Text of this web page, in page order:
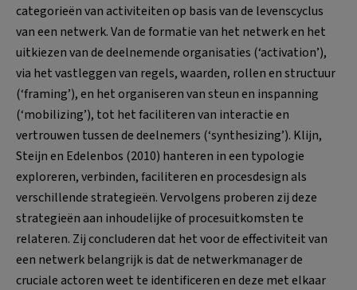
categorieën van activiteiten op basis van de levenscyclus
van een netwerk. Van de formatie van het netwerk en het
uitkiezen van de deelnemende organisaties (‘activation’),
via het vastleggen van regels, waarden, rollen en structuur
(‘framing’), en het organiseren van steun en inspanning
(‘mobilizing’), tot het faciliteren van interactie en
vertrouwen tussen de deelnemers (‘synthesizing’). Klijn,
Steijn en Edelenbos (2010) hanteren in een typologie
exploreren, verbinden, faciliteren en procesdesign als
verschillende strategieën. Vervolgens proberen zij deze
strategieën aan inhoudelijke of procesuitkomsten te
relateren. Zij concluderen dat het voor de effectiviteit van
een netwerk belangrijk is dat de netwerkmanager de
cruciale actoren weet te identificeren en deze met elkaar